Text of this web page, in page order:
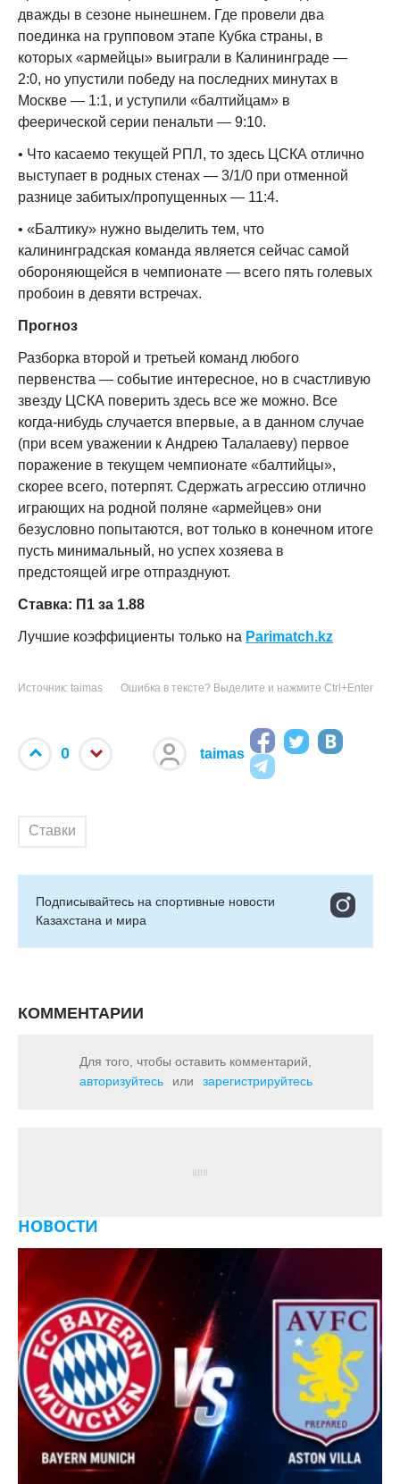
дважды в сезоне нынешнем. Где провели два
поединка на групповом этапе Кубка страны, в
которых «армейцы» выиграли в Калининграде —
2:0, но упустили победу на последних минутах в
Москве — 1:1, и уступили «балтийцам» в
феерической серии пенальти — 9:10.
• Что касаемо текущей РПЛ, то здесь ЦСКА отлично
выступает в родных стенах — 3/1/0 при отменной
разнице забитых/пропущенных — 11:4.
• «Балтику» нужно выделить тем, что
калининградская команда является сейчас самой
обороняющейся в чемпионате — всего пять голевых
пробоин в девяти встречах.
Прогноз
Разборка второй и третьей команд любого
первенства — событие интересное, но в счастливую
звезду ЦСКА поверить здесь все же можно. Все
когда-нибудь случается впервые, а в данном случае
(при всем уважении к Андрею Талалаеву) первое
поражение в текущем чемпионате «балтийцы»,
скорее всего, потерпят. Сдержать агрессию отлично
играющих на родной поляне «армейцев» они
безусловно попытаются, вот только в конечном итоге
пусть минимальный, но успех хозяева в
предстоящей игре отпразднуют.
Ставка: П1 за 1.88
Лучшие коэффициенты только на Parimatch.kz
Источник: taimas Ошибка в тексте? Выделите и нажмите Ctrl+Enter
0 taimas
Ставки
Подписывайтесь на cпортивные новости
Казахстана и мира
КОММЕНТАРИИ
Для того, чтобы оставить комментарий,
авторизуйтесь
или зарегистрируйтесь
НОВОСТИ